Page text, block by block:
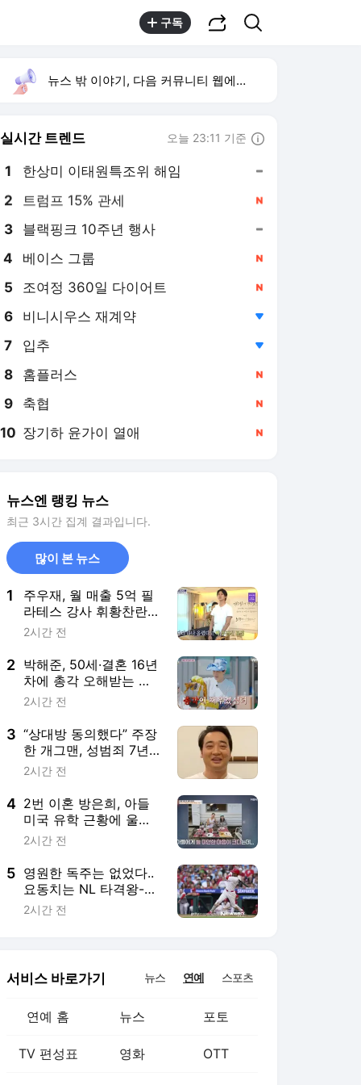
구독
뉴스 밖 이야기, 다음 커뮤니티 웹에서 보기
실시간 트렌드 오늘 23:11 기준
1 한상미 이태원특조위 해임
2 트럼프 15% 관세
3 블랙핑크 10주년 행사
4 베이스 그룹
5 조여정 360일 다이어트
6 비니시우스 재계약
7 입추
8 홈플러스
9 축협
10 장기하 윤가이 열애
뉴스엔 랭킹 뉴스
최근 3시간 집계 결과입니다.
많이 본 뉴스
1
주우재, 월 매출 5억 필
라테스 강사 휘황찬란
+자기애 폭발 집에 “기
2시간 전
2 박해준, 50세·결혼 16년
차에 총각 오해받는 비
주얼‥“장가 갔을텐데”
2시간 전
3 “상대방 동의했다” 주장
한 개그맨, 성범죄 7년
구형
2시간 전
4 2번 이혼 방은희, 아들
미국 유학 근황에 울컥
“월 생활비 20만원, 버
종)
2시간 전
5 영원한 독주는 없었다..
요동치는 NL 타격왕-홈
런왕 레이스, 승자는?
2시간 전
서비스 바로가기 뉴스 연예 스포츠
연예 홈 뉴스 포토
TV 편성표 영화 OTT